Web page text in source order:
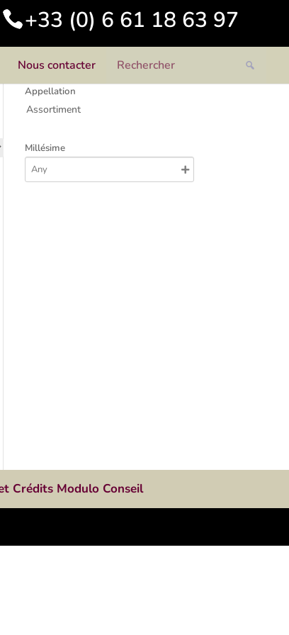
+33 (0) 6 61 18 63 97
Nous contacter
Appellation
Assortiment
Millésime
Crédits Modulo Conseil